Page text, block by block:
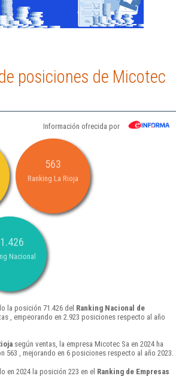
posiciones de Micotec
Información ofrecida por
563
Ranking La Rioja
Nacional
la posición 71.426 del Ranking Nacional de
, empeorando en 2.923 posiciones respecto al año
según ventas, la empresa Micotec Sa en 2024 ha
563 , mejorando en 6 posiciones respecto al año 2023.
en 2024 la posición 223 en el Ranking de Empresas